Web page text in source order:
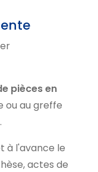
piècesen
ou au greffe
à l'avance le
actes de